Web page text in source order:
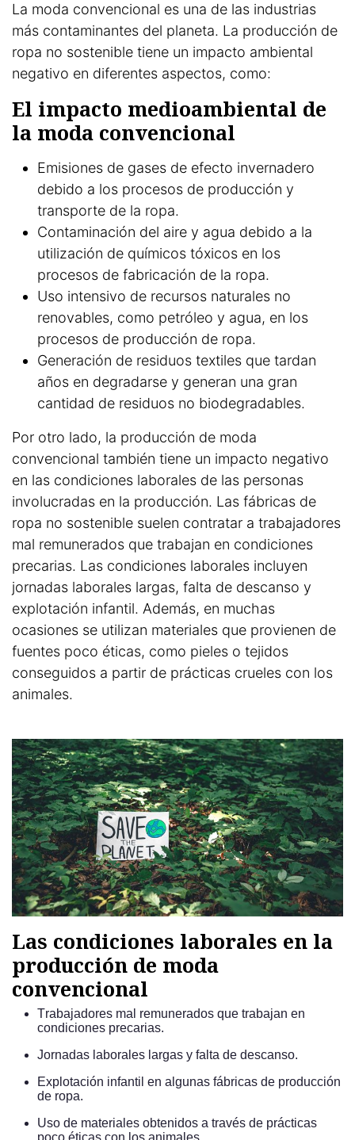
La moda convencional es una de las industrias
más contaminantes del planeta. La producción de
ropa no sostenible tiene un impacto ambiental
negativo en diferentes aspectos, como:
El impacto medioambiental de
la moda convencional
Emisiones de gases de efecto invernadero
debido a los procesos de producción y
transporte de la ropa.
Contaminación del aire y agua debido a la
utilización de químicos tóxicos en los
procesos de fabricación de la ropa.
Uso intensivo de recursos naturales no
renovables, como petróleo y agua, en los
procesos de producción de ropa.
Generación de residuos textiles que tardan
años en degradarse y generan una gran
cantidad de residuos no biodegradables.
Por otro lado, la producción de moda
convencional también tiene un impacto negativo
en las condiciones laborales de las personas
involucradas en la producción. Las fábricas de
ropa no sostenible suelen contratar a trabajadores
mal remunerados que trabajan en condiciones
precarias. Las condiciones laborales incluyen
jornadas laborales largas, falta de descanso y
explotación infantil. Además, en muchas
ocasiones se utilizan materiales que provienen de
fuentes poco éticas, como pieles o tejidos
conseguidos a partir de prácticas crueles con los
animales.
Las condiciones laborales en la
producción de moda
convencional
Trabajadores mal remunerados que trabajan en
condiciones precarias.
Jornadas laborales largas y falta de descanso.
Explotación infantil en algunas fábricas de producción
de ropa.
Uso de materiales obtenidos a través de prácticas
poco éticas con los animales.